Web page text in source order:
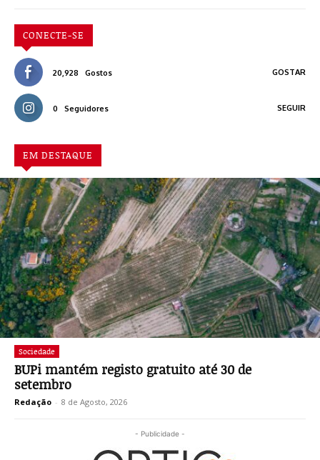
CONECTE-SE
20,928 Gostos GOSTAR
0 Seguidores SEGUIR
EM DESTAQUE
Sociedade
BUPi mantém registo gratuito até 30 de
setembro
Redação - 8 de Agosto, 2026
- Publicidade -